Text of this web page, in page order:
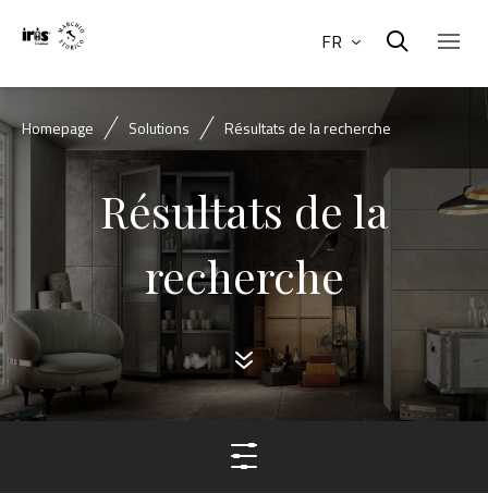
FR
Homepage Solutions Résultats de la recherche
Résultats de la
recherche